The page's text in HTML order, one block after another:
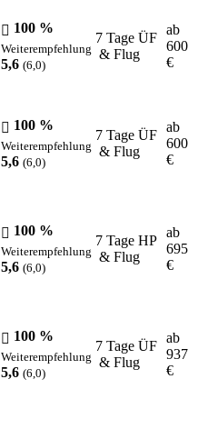
100 %
Weiterempfehlung
5,6 (6,0)
7 Tage ÜF
& Flug
ab
600
€
100 %
Weiterempfehlung
5,6 (6,0)
7 Tage ÜF
& Flug
ab
600
€
100 %
Weiterempfehlung
5,6 (6,0)
7 Tage HP
& Flug
ab
695
€
100 %
Weiterempfehlung
5,6 (6,0)
7 Tage ÜF
& Flug
ab
937
€